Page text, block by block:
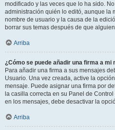
modificado y las veces que lo ha sido.
administración quién lo editó, aunque la
nombre de usuario y la causa de la
borrar sus temas después de que
Arriba
¿Cómo se puede añadir una firma a mi
Para añadir una firma a sus mensajes
Usuario. Una vez creada, active la
mensaje. Puede asignar una firma por
la casilla correcta en su Panel de
en los mensajes, debe desactivar la
Arriba